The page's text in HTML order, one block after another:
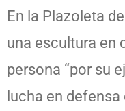
En la Plazoleta
una escultura en
persona “por su
lucha en